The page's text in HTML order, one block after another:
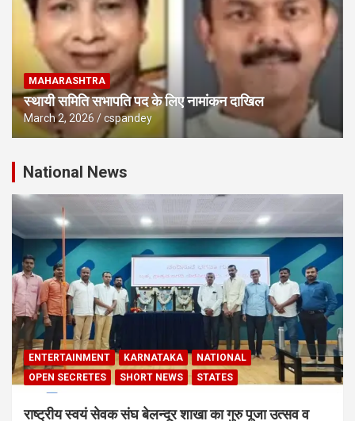
MAHARASHTRA
स्थायी समिति सभापति पद के लिए नामांकन दाखिल
March 2, 2026 cspandey
National News
ENTERTAINMENT KARNATAKA
NATIONAL
OPEN SECRETES
SHORT NEWS STATES
राष्ट्रीय स्वयं सेवक संघ बेलन्दूर शाखा का गुरु पूजा उत्सव व